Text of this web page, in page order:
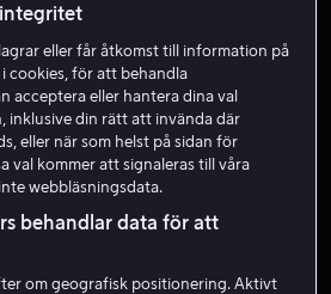
1 h 36 min
eller får åtkomst till information på
cookies, för att behandla
acceptera eller hantera dina val
inklusive din rätt att invända där
eller när som helst på sidan för
val kommer att signaleras till våra
webbläsningsdata.
behandlar data för att
om geografisk positionering. Aktivt